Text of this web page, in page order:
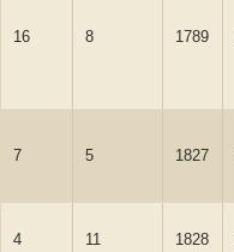
16 8 1789
7 5 1827
4 11 1828